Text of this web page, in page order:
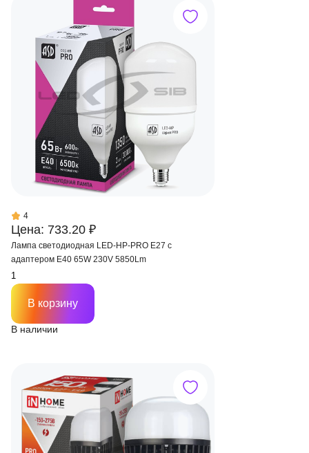
Цена: 733.20 ₽
4
Лампа светодиодная LED-HP-PRO E27 с
адаптером Е40 65W 230V 5850Lm
В наличии
В корзину